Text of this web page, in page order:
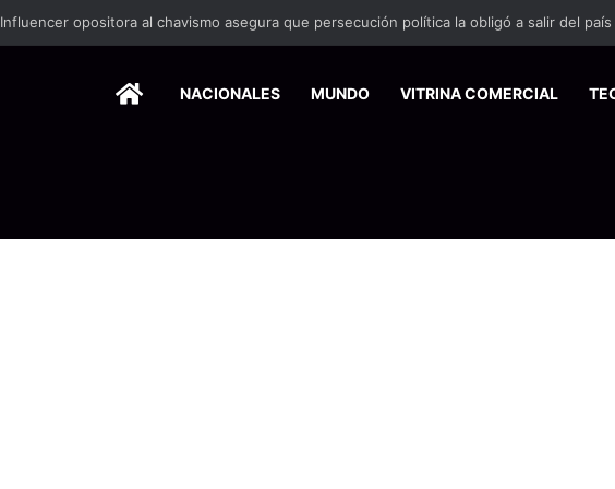
Industria plástica se suma a la economía circular
HOMENACIONALES MUNDO VITRINA COMERCIAL